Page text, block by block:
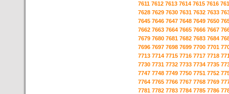
7611 7612 7613 7614 7615 7616
7628 7629 7630 7631 7632 7633
7645 7646 7647 7648 7649 7650
7662 7663 7664 7665 7666 7667
7679 7680 7681 7682 7683 7684
7696 7697 7698 7699 7700 7701
7713 7714 7715 7716 7717 7718
7730 7731 7732 7733 7734 7735
7747 7748 7749 7750 7751 7752
7764 7765 7766 7767 7768 7769
7781 7782 7783 7784 7785 7786